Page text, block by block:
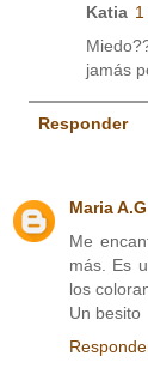
Katia
jamás
Responder
Maria A.G
Me
más. Es
los
Un besito